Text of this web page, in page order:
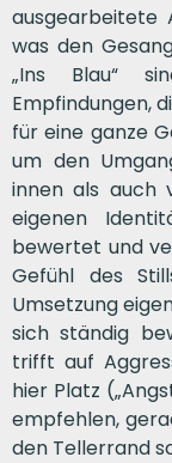
ausgearbeitete
was den
„Ins Blau“
Empfindungen,
für eine ganze
um den
innen als auch
eigenen
bewertet und
Gefühl des
Umsetzung
sich ständig
trifft auf
hier Platz
empfehlen,
den Tellerrand